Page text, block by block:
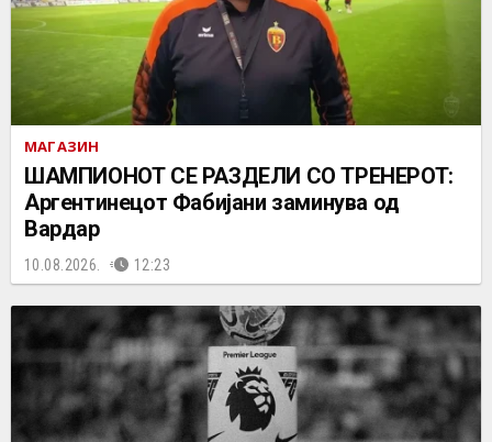
МАГАЗИН
ШАМПИОНОТ СЕ РАЗДЕЛИ СО ТРЕНЕРОТ:
Аргентинецот Фабијани заминува од
Вардар
10.08.2026. 12:23